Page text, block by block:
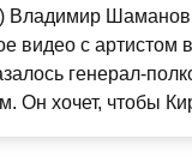
Владимир
видео с артистом
генерал-
Он хочет, чтобы